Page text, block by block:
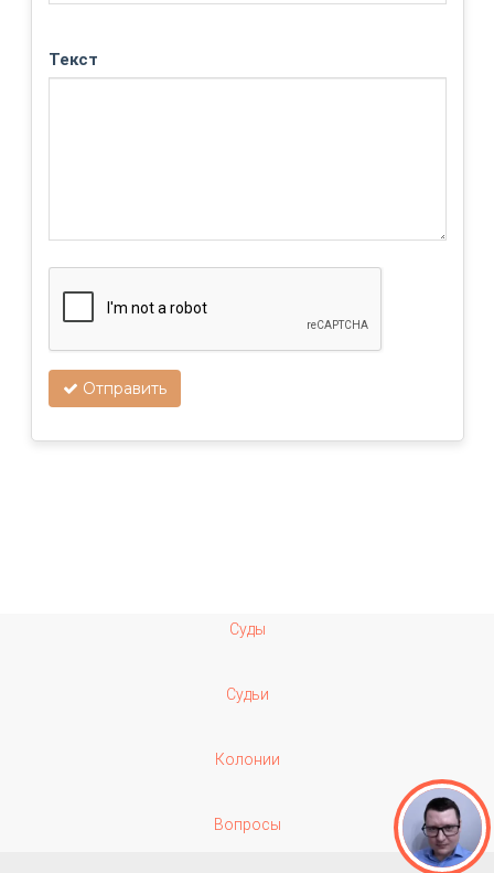
Текст
Отправить
Суды
Судьи
Колонии
Вопросы